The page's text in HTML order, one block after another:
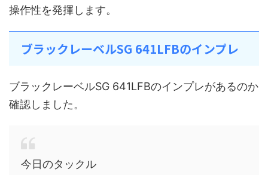
操作性を発揮します。
ブラックレーベルSG 641LFBのインプレ
ブラックレーベルSG 641LFBのインプレがあるのか
確認しました。
今日のタックル